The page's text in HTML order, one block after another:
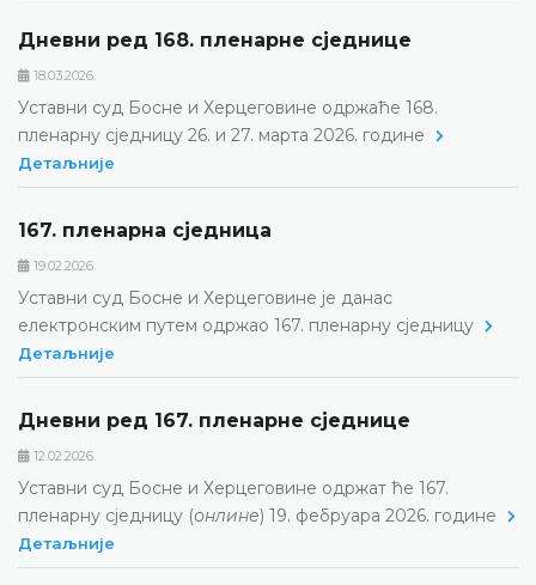
Дневни ред 168. пленарне сједнице
18.03.2026.
Уставни суд Босне и Херцеговине одржаће 168.
пленарну сједницу 26. и 27. марта 2026. године
Детаљније
167. пленарна сједницa
19.02.2026.
Уставни суд Босне и Херцеговине је данас
електронским путем одржао 167. пленарну сједницу
Детаљније
Дневни ред 167. пленарне сједнице
12.02.2026.
Уставни суд Босне и Херцеговине одржат ће 167.
пленарну сједницу (онлине) 19. фебруара 2026. године
Детаљније